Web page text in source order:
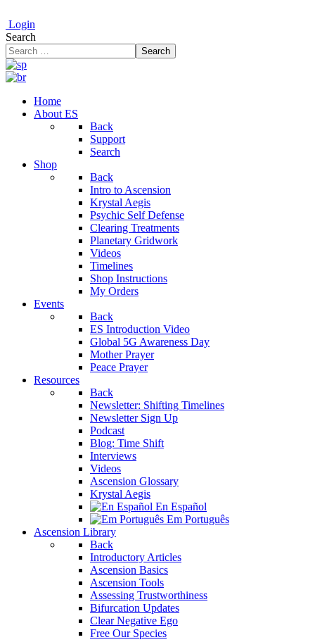
Login
Search
Search
Home
About ES
Back
Support
Search
Shop
Back
Intro to Ascension
Krystal Aegis
Psychic Self Defense
Clearing Treatments
Planetary Gridwork
Videos
Timelines
Shop Instructions
My Orders
Events
Back
ES Introduction Video
Global 5G Awareness Day
Mother Prayer
Peace Prayer
Resources
Back
Newsletter: Shifting Timelines
Newsletter Sign Up
Podcast
Blog: Time Shift
Interviews
Videos
Ascension Glossary
Krystal Aegis
En Español
Em Português
Ascension Library
Back
Introductory Articles
Ascension Basics
Ascension Tools
Assessing Trustworthiness
Bifurcation Updates
Clear Negative Ego
Free Our Species